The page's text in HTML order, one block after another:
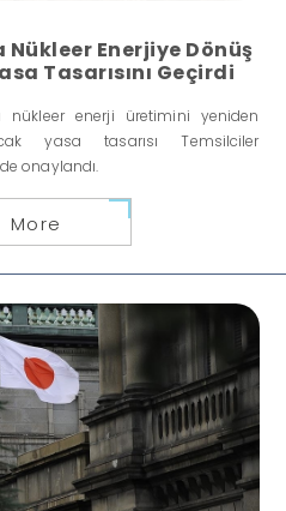
Enerjiye Dönüş
Tasarısını Geçirdi
nükleer enerji üretimini yeniden
yasa tasarısı Temsilciler
onaylandı.
More